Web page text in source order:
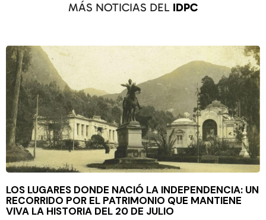
MÁS NOTICIAS DEL IDPC
LOS LUGARES DONDE NACIÓ LA INDEPENDENCIA: UN
RECORRIDO POR EL PATRIMONIO QUE MANTIENE
VIVA LA HISTORIA DEL 20 DE JULIO